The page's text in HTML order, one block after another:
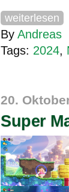
weiterlesen
By Andreas
Tags: 2024,
20.
Super